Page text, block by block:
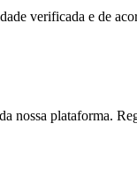
verificada e de
nossa plataforma.